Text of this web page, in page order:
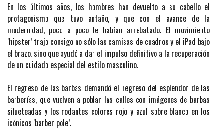
En los últimos años, los hombres han devuelto a su cabello el
protagonismo que tuvo antaño, y que con el avance de la
modernidad, poco a poco le habían arrebatado. El movimiento
‘hipster’ trajo consigo no sólo las camisas de cuadros y el iPad bajo
el brazo, sino que ayudó a dar el impulso definitivo a la recuperación
de un cuidado especial del estilo masculino.
El regreso de las barbas demandó el regreso del esplendor de las
barberías, que vuelven a poblar las calles con imágenes de barbas
silueteadas y los rodantes colores rojo y azul sobre blanco en los
icónicos ‘barber pole’.